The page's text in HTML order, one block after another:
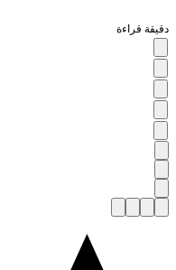
دقيقة قراءة